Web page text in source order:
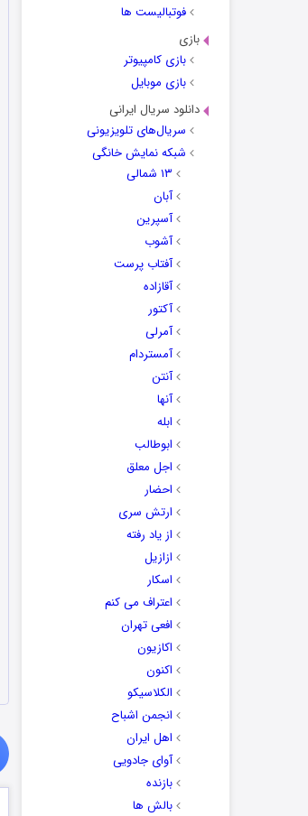
فوتبالیست ها
بازی
بازی کامپیوتر
بازی موبایل
دانلود سریال ایرانی
سریال‌های تلویزیونی
شبکه نمایش خانگی
۱۳ شمالی
آبان
آسپرین
آشوب
آفتاب پرست
آقازاده
آکتور
آمرلی
آمستردام
آنتن
آنها
ابله
ابوطالب
اجل معلق
احضار
ارتش سری
از یاد رفته
ازازیل
اسکار
اعتراف می کنم
افعی تهران
اکازیون
اکنون
الکلاسیکو
انجمن اشباح
اهل ایران
آوای جادویی
بازنده
بالش ها